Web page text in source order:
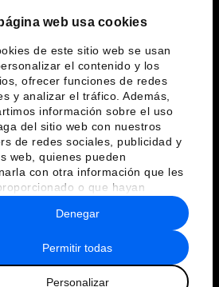
web usa cookies
de este sitio web se usan
el contenido y los
ofrecer funciones de redes
y analizar el tráfico. Además,
información sobre el uso
del sitio web con nuestros
de redes sociales, publicidad y
web, quienes pueden
con otra información que les
o que hayan
a partir del uso que haya
sus servicios.
Permitir todas
Personalizar
Denegar
Foro
idiomas
y normas de uso
Sitemap